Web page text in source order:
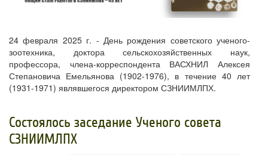
24 февраля 2025 г. - День рождения советского ученого-
зоотехника, доктора сельскохозяйственных наук,
профессора, члена-корреспондента ВАСХНИЛ Алексея
Степановича Емельянова (1902-1976), в течение 40 лет
(1931-1971) являвшегося директором СЗНИИМЛПХ.
​Состоялось заседание Ученого совета
СЗНИИМЛПХ